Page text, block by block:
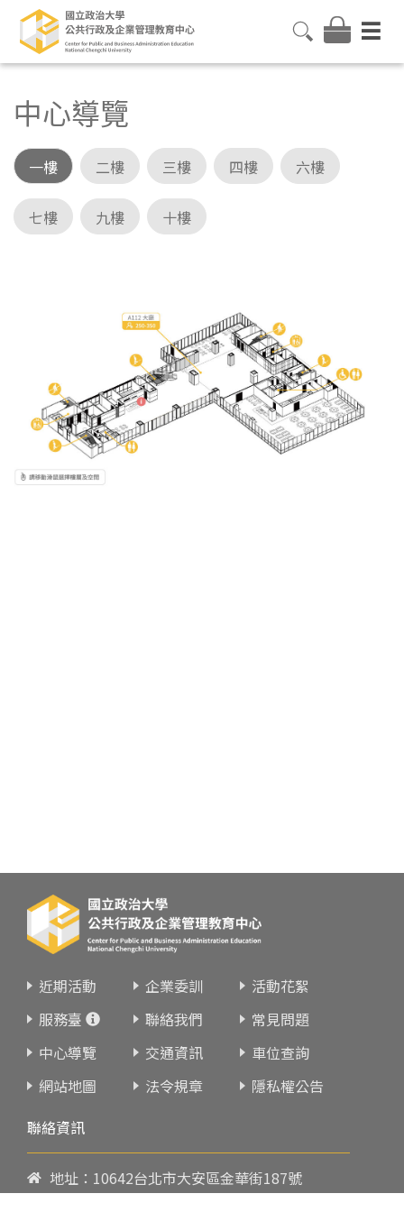
中心導覽
一樓 二樓 三樓 四樓 六樓
七樓 九樓 十樓
近期活動 企業委訓
活動花絮
服務臺
聯絡我們
常見問題
中心導覽
交通資訊
車位查詢
網站地圖
法令規章
隱私權公告
聯絡資訊
地址：10642台北市大安區金華街187號